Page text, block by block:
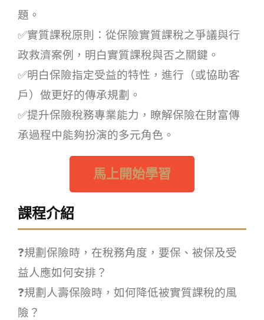
題。
✅實質課稅原則：從保險實質課稅之爭議與行
政救濟案例，明白實質課稅與否之關鍵。
✅明白保險指定受益的特性，進行（或協助客
戶）做更好的傳承規劃。
✅提升保險稅務專業能力，瞭解保險在財富傳
承過程中能夠扮演的多元角色。
馬上開始學習
課程介紹
❓規劃保險時，在稅務角度，要保、被保及受
益人應如何安排？
❓規劃人壽保險時，如何降低被實質課稅的風
險？